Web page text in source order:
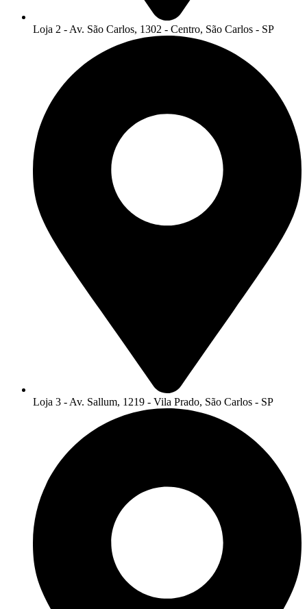
Loja 2 - Av. São Carlos, 1302 - Centro, São Carlos - SP
Loja 3 - Av. Sallum, 1219 - Vila Prado, São Carlos - SP